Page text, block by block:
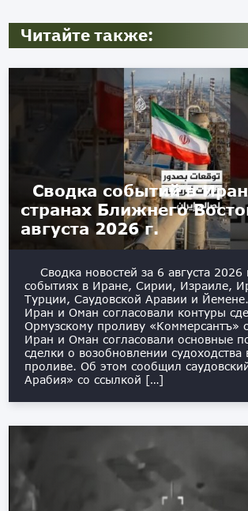
Читайте также:
Сводка событий в
странах Ближнего
августа 2026 г.
Сводка новостей за 6 августа 2026
событиях в Иране, Сирии, Израиле,
Турции, Саудовской Аравии и
Иран и Оман согласовали контуры
Ормузскому проливу «Коммерсантъ»
Иран и Оман согласовали основные
сделки о возобновлении судоходства
проливе. Об этом сообщил
Арабия» со ссылкой […]